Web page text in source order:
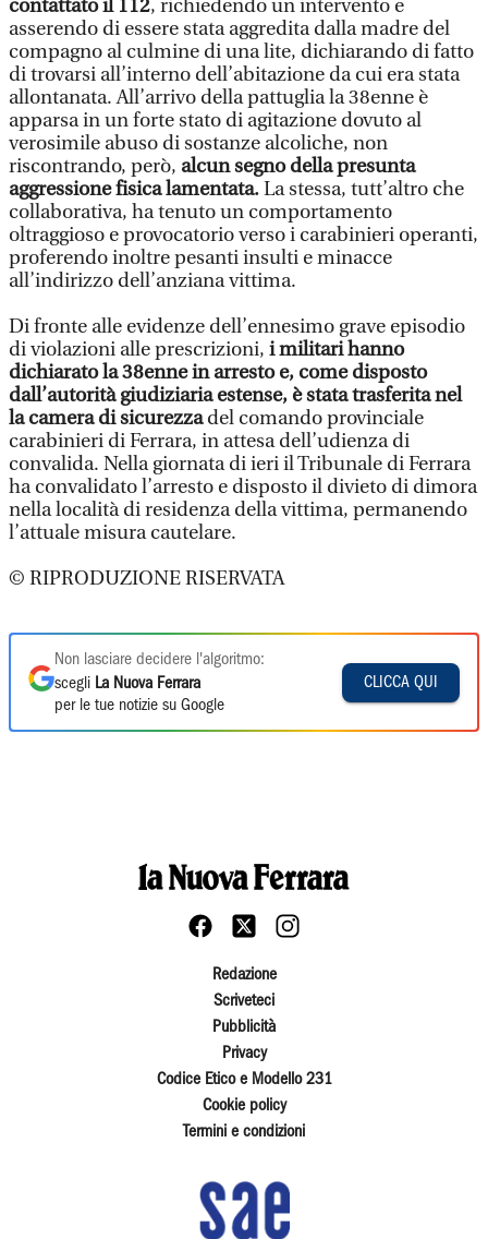
contattato il 112, richiedendo un intervento e
asserendo di essere stata aggredita dalla madre del
compagno al culmine di una lite, dichiarando di fatto
di trovarsi all’interno dell’abitazione da cui era stata
allontanata. All’arrivo della pattuglia la 38enne è
apparsa in un forte stato di agitazione dovuto al
verosimile abuso di sostanze alcoliche, non
riscontrando, però, alcun segno della presunta
aggressione fisica lamentata.La stessa, tutt’altro che
collaborativa, ha tenuto un comportamento
oltraggioso e provocatorio verso i carabinieri operanti,
proferendo inoltre pesanti insulti e minacce
all’indirizzo dell’anziana vittima.
Di fronte alle evidenze dell’ennesimo grave episodio
di violazioni alle prescrizioni, i militari hanno
dichiarato la 38enne in arresto e, come disposto
dall’autorità giudiziaria estense, è stata trasferita nel
la camera di sicurezzadel comando provinciale
carabinieri di Ferrara, in attesa dell’udienza di
convalida. Nella giornata di ieri il Tribunale di Ferrara
ha convalidato l’arresto e disposto il divieto di dimora
nella località di residenza della vittima, permanendo
l’attuale misura cautelare.
© RIPRODUZIONE RISERVATA
Non lasciare decidere l'algoritmo:
scegli La Nuova Ferrara
per le tue notizie su Google
CLICCA QUI
Redazione
Scriveteci
Pubblicità
Privacy
Codice Etico e Modello 231
Cookie policy
Termini e condizioni